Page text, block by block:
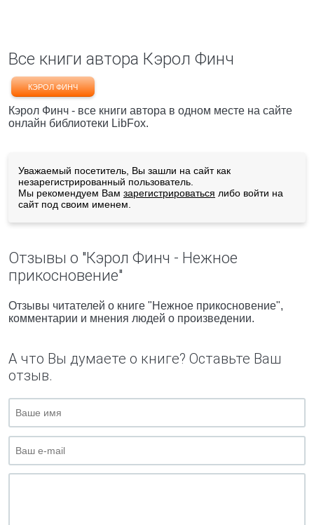
Все книги автора Кэрол Финч
КЭРОЛ ФИНЧ
Кэрол Финч - все книги автора в одном месте на сайте
онлайн библиотеки LibFox.
Уважаемый посетитель, Вы зашли на сайт как
незарегистрированный пользователь.
Мы рекомендуем Вам зарегистрироваться либо войти на
сайт под своим именем.
Отзывы о "Кэрол Финч - Нежное
прикосновение"
Отзывы читателей о книге "Нежное прикосновение",
комментарии и мнения людей о произведении.
А что Вы думаете о книге? Оставьте Ваш
отзыв.